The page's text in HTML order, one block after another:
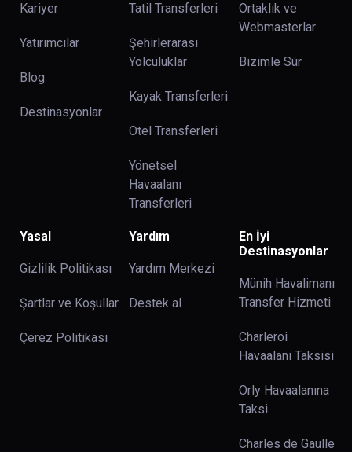
Kariyer
Yatırımcılar
Blog
Destinasyonlar
Tatil Transferleri
Şehirlerarası
Yolculuklar
Kayak Transferleri
Otel Transferleri
Yönetsel
Havaalanı
Transferleri
Ortaklık ve
Webmasterlar
Bizimle Sür
Yasal
Gizlilik Politikası
Şartlar ve Koşullar
Çerez Politikası
Yardım
Yardım Merkezi
Destek al
En İyi
Destinasyonlar
Münih Havalimanı
Transfer Hizmeti
Charleroi
Havaalanı Taksisi
Orly Havaalanına
Taksi
Charles de Gaulle